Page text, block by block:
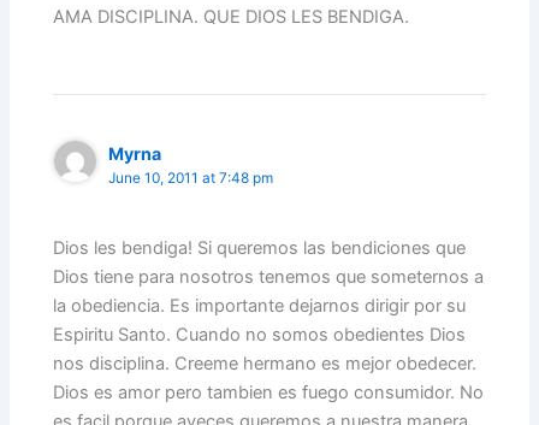
AMA DISCIPLINA. QUE DIOS LES BENDIGA.
Myrna
June 10, 2011 at 7:48 pm
Dios les bendiga! Si queremos las bendiciones que
Dios tiene para nosotros tenemos que someternos a
la obediencia. Es importante dejarnos dirigir por su
Espiritu Santo. Cuando no somos obedientes Dios
nos disciplina. Creeme hermano es mejor obedecer.
Dios es amor pero tambien es fuego consumidor. No